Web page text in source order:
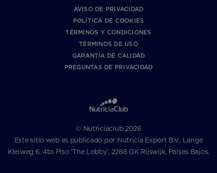
AVISO DE PRIVACIDAD
POLÍTICA DE COOKIES
TÉRMINOS Y CONDICIONES
TÉRMINOS DE USO
GARANTÍA DE CALIDAD
PREGUNTAS DE PRIVACIDAD
© Nutriciaclub 2026
Este sitio web es publicado por Nutricia Export B.V., Lange
Kleiweg 6, 4to Piso ‘The Lobby’, 2288 GK Rijswijk, Países Bajos.